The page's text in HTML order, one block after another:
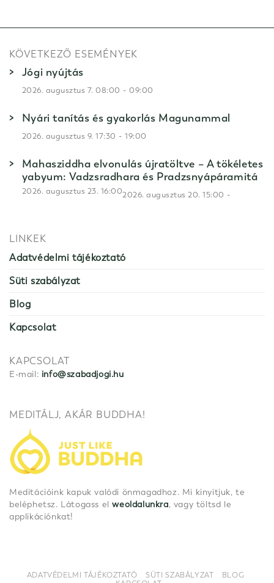
KÖVETKEZŐ ESEMÉNYEK
Jógi nyújtás
2026. augusztus 7. 08:00 -09:00
Nyári tanítás és gyakorlás Magunammal
2026. augusztus 9. 17:30 -19:00
Mahasziddha elvonulás újratöltve – A tökéletes
yabyum: Vadzsradhara és Pradzsnyápáramitá
2026. augusztus 20. 15:00 -
2026. augusztus 23. 16:00
LINKEK
Adatvédelmi tájékoztató
Süti szabályzat
Blog
Kapcsolat
KAPCSOLAT
E-mail: info@szabadjogi.hu
MEDITÁLJ, AKÁR BUDDHA!
Meditációink kapuk valódi önmagadhoz. Mi kinyitjuk, te
beléphetsz. Látogass elweoldalunkra, vagy töltsd le
applikációnkat!
ADATVÉDELMI TÁJÉKOZTATÓ SÜTI SZABÁLYZAT
BLOG